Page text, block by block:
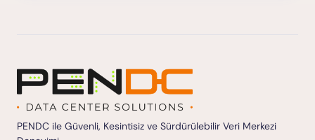
PENDC ile Güvenli, Kesintisiz ve Sürdürülebilir Veri Merkezi